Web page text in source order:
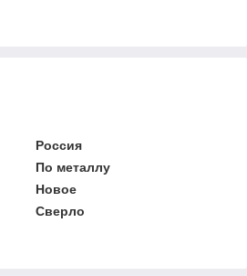
Россия
По металлу
Новое
Сверло